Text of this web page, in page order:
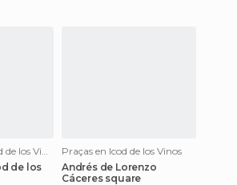
Municípios en Icod de los Vinos
de los
Praças en Icod de los Vinos
Andrés de Lorenzo
Cáceres square